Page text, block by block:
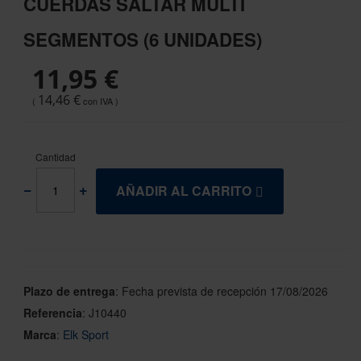
the
images
gallery
SEGMENTOS (6 UNIDADES)
11,95 €
14,46 €
Cantidad
AÑADIR AL CARRITO
Plazo de entrega: Fecha prevista de recepción 17/08/2026
Referencia: J10440
Marca: Elk Sport